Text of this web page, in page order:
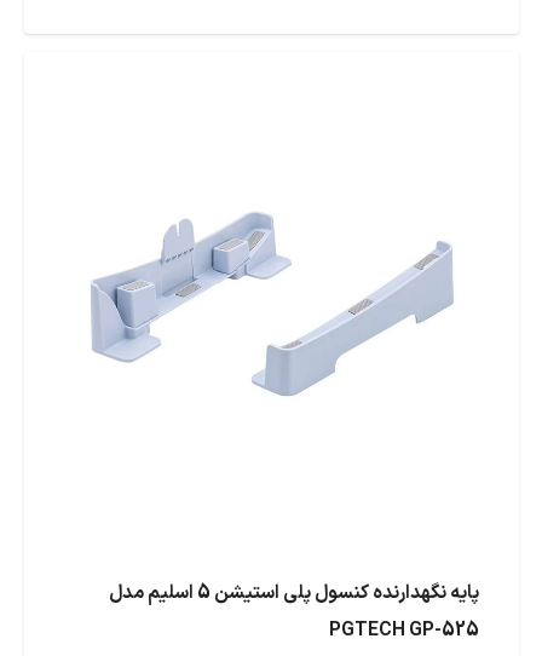
پایه نگهدارنده کنسول پلی استیشن 5 اسلیم مدل
PGTECH GP-525